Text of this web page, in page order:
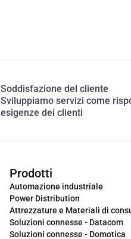
Soddisfazione del cliente
Sviluppiamo servizi come
esigenze dei clienti
Prodotti
Automazione industriale
Power Distribution
Attrezzature e Materiali di
Soluzioni connesse - Datacom
Soluzioni connesse - Domotica